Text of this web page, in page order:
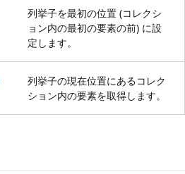
列挙子を最初の位置 (コレクシ
ョン内の最初の要素の前) に設
定します。
列挙子の現在位置にあるコレク
ション内の要素を取得します。